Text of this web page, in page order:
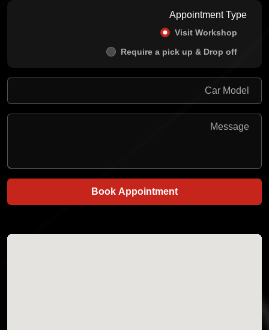
Appointment Type
Visit Workshop
Require a pick up & Drop off
Book Appointment